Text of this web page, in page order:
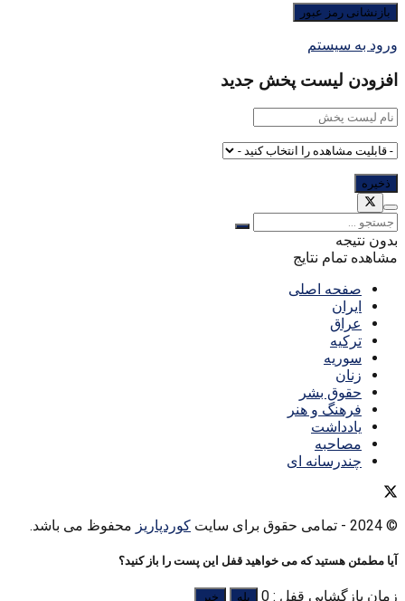
ورود به سیستم
افزودن لیست پخش جدید
بدون نتیجه
مشاهده تمام نتایج
صفحه اصلی
ایران
عراق
ترکیه
سوریه
زنان
حقوق بشر
فرهنگ و هنر
یادداشت
مصاحبه
چندرسانه ای
© 2024 - تمامی حقوق برای سایت کوردپاریز محفوظ می باشد.
آیا مطمئن هستید که می خواهید قفل این پست را باز کنید؟
زمان بازگشایی قفل : 0 بله خیر